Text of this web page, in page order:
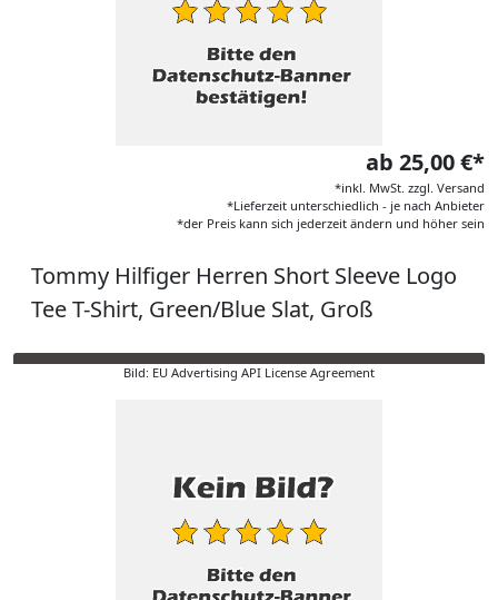
ab 25,00 €*
*inkl. MwSt. zzgl. Versand
*Lieferzeit unterschiedlich - je nach Anbieter
*der Preis kann sich jederzeit ändern und höher sein
Tommy Hilfiger Herren Short Sleeve Logo
Tee T-Shirt, Green/Blue Slat, Groß
Bild: EU Advertising API License Agreement